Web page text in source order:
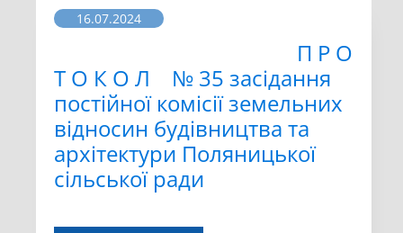
16.07.2024
П Р О
Т О К О Л № 35 засідання
постійної комісії земельних
відносин будівництва та
архітектури Поляницької
сільської ради